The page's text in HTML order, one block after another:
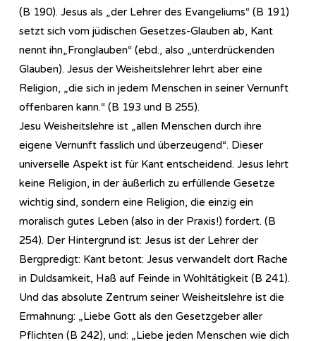
(B 190). Jesus als „der Lehrer des Evangeliums“ (B 191)
setzt sich vom jüdischen Gesetzes-Glauben ab, Kant
nennt ihn„Fronglauben“ (ebd., also „unterdrückenden
Glauben). Jesus der Weisheitslehrer lehrt aber eine
Religion, „die sich in jedem Menschen in seiner Vernunft
offenbaren kann.“ (B 193 und B 255).
Jesu Weisheitslehre ist „allen Menschen durch ihre
eigene Vernunft fasslich und überzeugend“. Dieser
universelle Aspekt ist für Kant entscheidend. Jesus lehrt
keine Religion, in der äußerlich zu erfüllende Gesetze
wichtig sind, sondern eine Religion, die einzig ein
moralisch gutes Leben (also in der Praxis!) fordert. (B
254). Der Hintergrund ist: Jesus ist der Lehrer der
Bergpredigt: Kant betont: Jesus verwandelt dort Rache
in Duldsamkeit, Haß auf Feinde in Wohltätigkeit (B 241).
Und das absolute Zentrum seiner Weisheitslehre ist die
Ermahnung: „Liebe Gott als den Gesetzgeber aller
Pflichten (B 242), und: „Liebe jeden Menschen wie dich